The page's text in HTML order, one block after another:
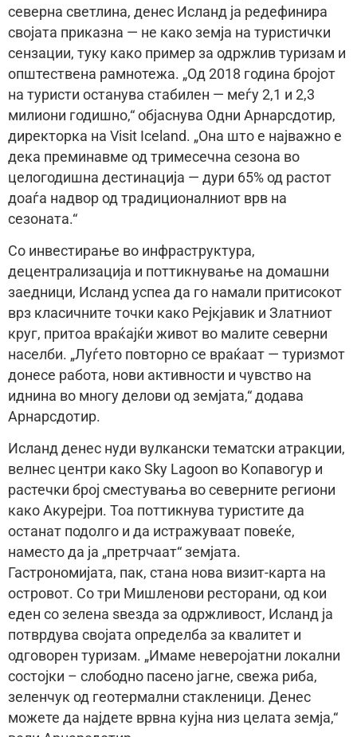
северна светлина, денес Исланд ја редефинира
својата приказна — не како земја на туристички
сензации, туку како пример за одржлив туризам и
општествена рамнотежа. „Од 2018 година бројот
на туристи останува стабилен — меѓу 2,1 и 2,3
милиони годишно,“ објаснува Одни Арнарсдотир,
директорка на Visit Iceland. „Она што е најважно е
дека преминавме од тримесечна сезона во
целогодишна дестинација — дури 65% од растот
доаѓа надвор од традиционалниот врв на
сезоната.“
Со инвестирање во инфраструктура,
децентрализација и поттикнување на домашни
заедници, Исланд успеа да го намали притисокот
врз класичните точки како Рејкјавик и Златниот
круг, притоа враќајќи живот во малите северни
населби. „Луѓето повторно се враќаат — туризмот
донесе работа, нови активности и чувство на
иднина во многу делови од земјата,“ додава
Арнарсдотир.
Исланд денес нуди вулкански тематски атракции,
велнес центри како Sky Lagoon во Копавогур и
растечки број сместувања во северните региони
како Акурејри. Тоа поттикнува туристите да
останат подолго и да истражуваат повеќе,
наместо да ја „претрчаат“ земјата.
Гастрономијата, пак, стана нова визит-карта на
островот. Со три Мишленови ресторани, од кои
еден со зелена ѕвезда за одржливост, Исланд ја
потврдува својата определба за квалитет и
одговорен туризам. „Имаме неверојатни локални
состојки – слободно пасено јагне, свежа риба,
зеленчук од геотермални стакленици. Денес
можете да најдете врвна кујна низ целата земја,“